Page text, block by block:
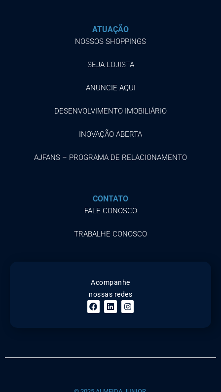
ATUAÇÃO
NOSSOS SHOPPINGS
SEJA LOJISTA
ANUNCIE AQUI
DESENVOLVIMENTO IMOBILIÁRIO
INOVAÇÃO ABERTA
AJFANS – PROGRAMA DE RELACIONAMENTO
CONTATO
FALE CONOSCO
TRABALHE CONOSCO
Acompanhe
nossas redes